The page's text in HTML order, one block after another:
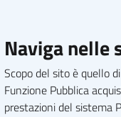
Naviga nelle
Scopo del sito è quello
Funzione Pubblica
prestazioni del sistema